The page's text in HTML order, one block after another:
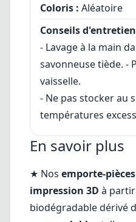
En savoir plus
★ Nos emporte-pièces
impression 3D à
biodégradable dérivé
Coloris : Aléatoire
Conseils
- Lavage à la main
savonneuse tiède. -
vaisselle.
- Ne pas stocker au
températures